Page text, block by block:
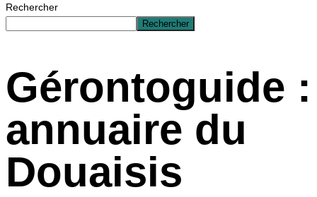
Rechercher
Rechercher
Gérontoguide :
annuaire du
Douaisis